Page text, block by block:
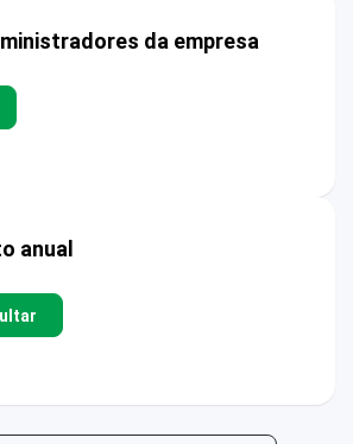
da empresa
anual